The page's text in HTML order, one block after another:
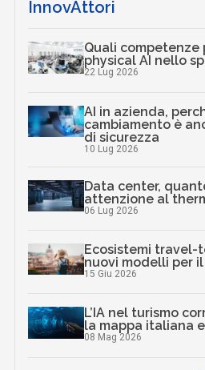
InnovAttori
Quali competenze
physical AI nello
22 Lug 2026
AI in azienda,
cambiamento è
di sicurezza
10 Lug 2026
Data center,
attenzione al
06 Lug 2026
Ecosistemi travel-
nuovi modelli per
15 Giu 2026
L’IA nel turismo
la mappa italiana
08 Mag 2026